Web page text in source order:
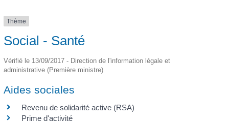
Thème
Social - Santé
Vérifié le 13/09/2017 - Direction de l'information légale et
administrative (Première ministre)
Aides sociales
Revenu de solidarité active (RSA)
Prime d'activité